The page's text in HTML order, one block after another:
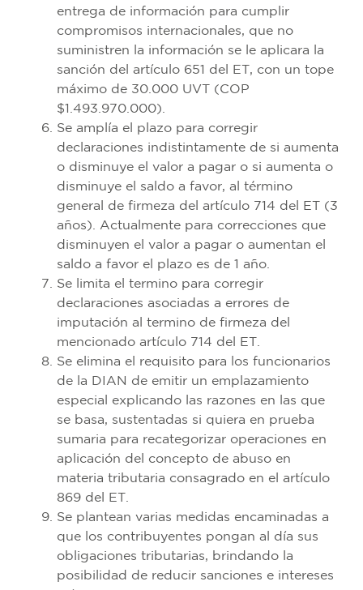
entrega de información para cumplir
compromisos internacionales, que no
suministren la información se le aplicara la
sanción del artículo 651 del ET, con un tope
máximo de 30.000 UVT (COP
$1.493.970.000).
Se amplía el plazo para corregir
declaraciones indistintamente de si aumenta
o disminuye el valor a pagar o si aumenta o
disminuye el saldo a favor, al término
general de firmeza del artículo 714 del ET (3
años). Actualmente para correcciones que
disminuyen el valor a pagar o aumentan el
saldo a favor el plazo es de 1 año.
Se limita el termino para corregir
declaraciones asociadas a errores de
imputación al termino de firmeza del
mencionado artículo 714 del ET.
Se elimina el requisito para los funcionarios
de la DIAN de emitir un emplazamiento
especial explicando las razones en las que
se basa, sustentadas si quiera en prueba
sumaria para recategorizar operaciones en
aplicación del concepto de abuso en
materia tributaria consagrado en el artículo
869 del ET.
Se plantean varias medidas encaminadas a
que los contribuyentes pongan al día sus
obligaciones tributarias, brindando la
posibilidad de reducir sanciones e intereses